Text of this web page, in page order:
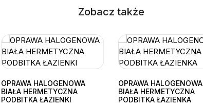
Zobacz także
OPRAWA HALOGENOWA
BIAŁA HERMETYCZNA
PODBITKA ŁAZIENKI
OPRAWA HALOGENOWA
BIAŁA HERMETYCZNA
PODBITKA ŁAZIENKA